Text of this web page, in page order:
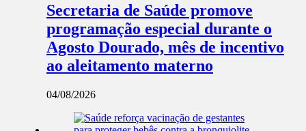
Secretaria de Saúde promove
programação especial durante o
Agosto Dourado, mês de incentivo
ao aleitamento materno
04/08/2026